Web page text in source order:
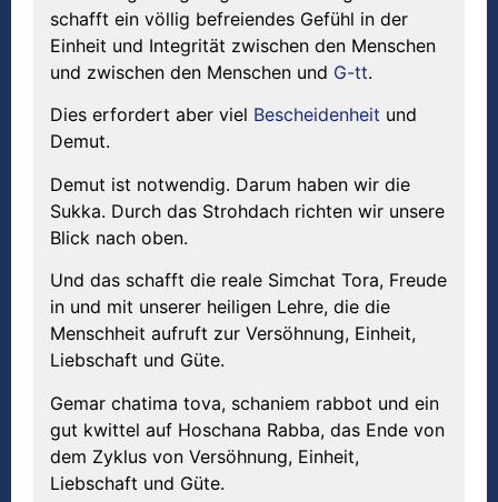
schafft ein völlig befreiendes Gefühl in der
Einheit und Integrität zwischen den Menschen
und zwischen den Menschen und G-tt.
Dies erfordert aber viel Bescheidenheit und
Demut.
Demut ist notwendig. Darum haben wir die
Sukka. Durch das Strohdach richten wir unsere
Blick nach oben.
Und das schafft die reale Simchat Tora, Freude
in und mit unserer heiligen Lehre, die die
Menschheit aufruft zur Versöhnung, Einheit,
Liebschaft und Güte.
Gemar chatima tova, schaniem rabbot und ein
gut kwittel auf Hoschana Rabba, das Ende von
dem Zyklus von Versöhnung, Einheit,
Liebschaft und Güte.